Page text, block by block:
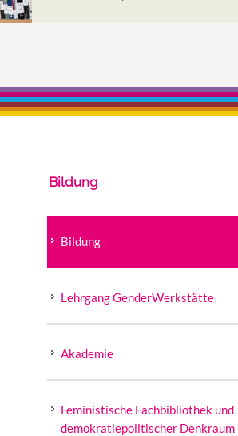
Bildung
Bildung
Lehrgang GenderWerkstätte
Akademie
Feministische Fachbibliothek und
demokratiepolitischer Denkraum